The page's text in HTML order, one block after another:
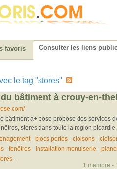
favoris Consulter les liens
le tag "stores"
bâtiment à crouy-en-
bâtiment a+ pose propose des services
stores dans toute la région picardie.
- blocs portes- cloisons-
- fenêtres- installation menuiserie -
-
1 membre -